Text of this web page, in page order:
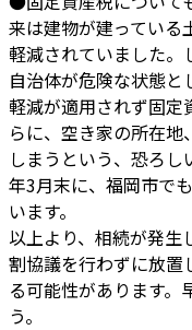
来は建物が建っている
軽減されていました。
自治体が危険な状態と
軽減が適用されず固定
らに、空き家の所在
しまうという、恐ろ
年3月末に、福岡市で
います。
以上より、相続が発生
割協議を行わずに放置
る可能性があります。
う。